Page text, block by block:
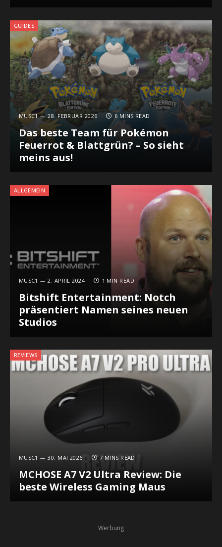
GUIDES
MUSC1 28. FEBRUAR 2026 6 MINS READ
Das beste Team für Pokémon
Feuerrot & Blattgrün? – So sieht
meins aus!
ALLGEMEIN
MUSC1 2. APRIL 2024 1 MIN READ
Bitshift Entertainment: Notch
präsentiert Namen seines neuen
Studios
REVIEWS
MUSC1 30. MAI 2026 7 MINS READ
MCHOSE A7 V2 Ultra Review: Die
beste Wireless Gaming Maus
Werbung